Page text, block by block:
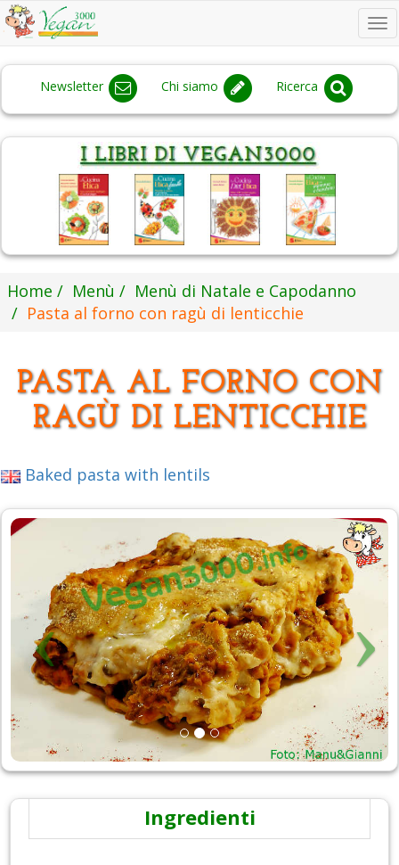
Newsletter Chi siamo Ricerca
Home Menù
Menù di Natale e Capodanno
Pasta al forno con ragù di lenticchie
PASTA AL FORNO CON
RAGÙ DI LENTICCHIE
Baked pasta with lentils
Ingredienti